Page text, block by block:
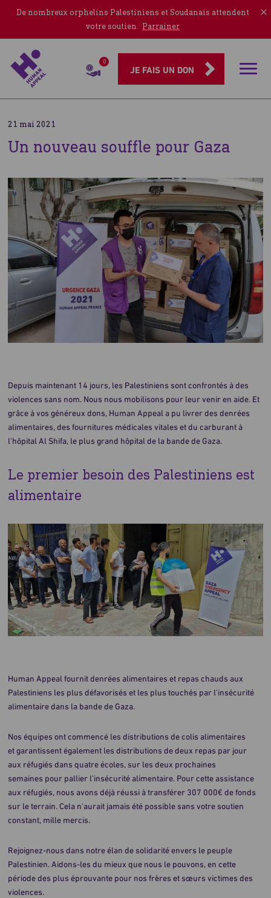
De nombreux orphelins Palestiniens et Soudanais attendent
votre soutien. Parrainer
0
JE FAIS UN DON
21 mai 2021
Un nouveau souffle pour Gaza
Depuis maintenant 14 jours, les Palestiniens sont confrontés à des
violences sans nom. Nous nous mobilisons pour leur venir en aide. Et
grâce à vos généreux dons, Human Appeal a pu livrer des denrées
alimentaires, des fournitures médicales vitales et du carburant à
l'hôpital Al Shifa, le plus grand hôpital de la bande de Gaza.
Le premier besoin des Palestiniens est
alimentaire
Human Appeal fournit denrées alimentaires et repas chauds aux
Palestiniens les plus défavorisés et les plus touchés par l'insécurité
alimentaire dans la bande de Gaza.
Nos équipes ont commencé les distributions de colis alimentaires
et garantissent également les distributions de deux repas par jour
aux réfugiés dans quatre écoles, sur les deux prochaines
semaines pour pallier l'insécurité alimentaire. Pour cette assistance
aux réfugiés, nous avons déjà réussi à transférer 307 000€ de fonds
sur le terrain. Cela n'aurait jamais été possible sans votre soutien
constant, mille mercis.
Rejoignez-nous dans notre élan de solidarité envers le peuple
Palestinien. Aidons-les du mieux que nous le pouvons, en cette
période des plus éprouvante pour nos frères et sœurs victimes des
violences.